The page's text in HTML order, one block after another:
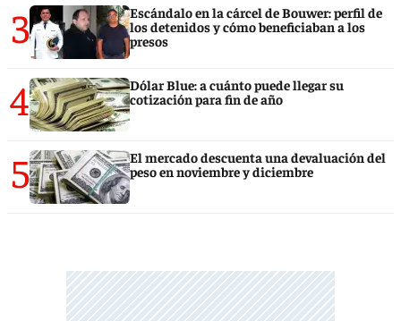
3
Escándalo en la cárcel de Bouwer: perfil de
los detenidos y cómo beneficiaban a los
presos
4
Dólar Blue: a cuánto puede llegar su
cotización para fin de año
5
El mercado descuenta una devaluación del
peso en noviembre y diciembre